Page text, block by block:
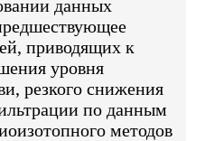
данных
приводящих к
уровня
резкого снижения
по данным
методов